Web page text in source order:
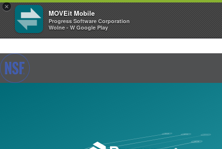
×
MOVEit Mobile
Progress Software Corporation
Wolne - W Google Play